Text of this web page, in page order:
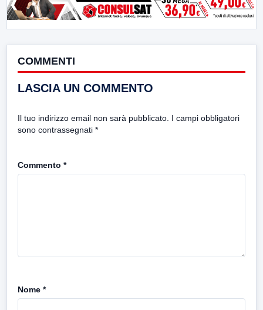
COMMENTI
LASCIA UN COMMENTO
Il tuo indirizzo email non sarà pubblicato. I campi obbligatori
sono contrassegnati *
Commento *
Nome *